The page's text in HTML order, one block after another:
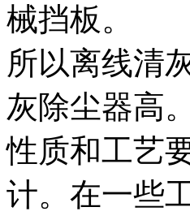
械挡板。
所以离线清
灰除尘器高
性质和工艺
计。在一些